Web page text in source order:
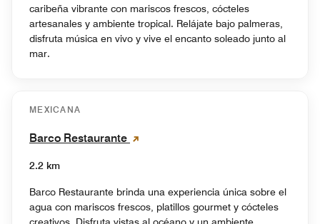
caribeña vibrante con mariscos frescos, cócteles
artesanales y ambiente tropical. Relájate bajo palmeras,
disfruta música en vivo y vive el encanto soleado junto al
mar.
MEXICANA
Barco Restaurante
2.2 km
Barco Restaurante brinda una experiencia única sobre el
agua con mariscos frescos, platillos gourmet y cócteles
creativos. Disfruta vistas al océano y un ambiente